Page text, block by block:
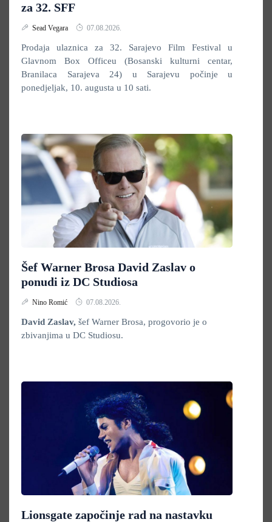
za 32. SFF
Sead Vegara 07.08.2026.
Prodaja ulaznica za 32. Sarajevo Film Festival u
Glavnom Box Officeu (Bosanski kulturni centar,
Branilaca Sarajeva 24) u Sarajevu počinje u
ponedjeljak, 10. augusta u 10 sati.
Šef Warner Brosa David Zaslav o
ponudi iz DC Studiosa
Nino Romić 07.08.2026.
David Zaslav, šef Warner Brosa, progovorio je o
zbivanjima u DC Studiosu.
Lionsgate započinje rad na nastavku